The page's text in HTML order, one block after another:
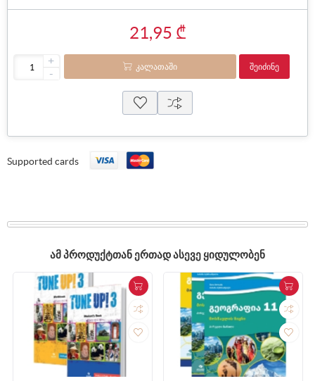
21,95 ₾
+
-
ᲙᲐᲚᲐᲗᲐᲨᲘ ᲨᲔᲘᲫᲘᲜᲔ
Supported cards
ᲐᲛ ᲞᲠᲝᲓᲣᲥᲢᲗᲐᲜ ᲔᲠᲗᲐᲓ ᲐᲡᲔᲕᲔ ᲧᲘᲓᲣᲚᲝᲑᲔᲜ